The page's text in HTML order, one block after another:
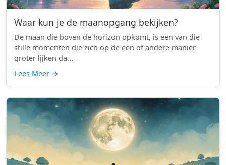
Waar kun je de maanopgang bekijken?
De maan die boven de horizon opkomt, is een van die
stille momenten die zich op de een of andere manier
groter lijken da...
Lees Meer →